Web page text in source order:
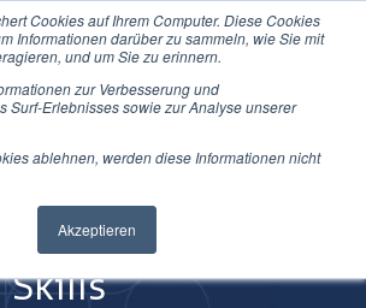
Cookies auf Ihrem Computer. Diese Cookies
Informationen darüber zu sammeln, wie Sie mit
und um Sie zu erinnern.
zur Verbesserung und
Surf-Erlebnisses sowie zur Analyse unserer
ablehnen, werden diese Informationen nicht
Akzeptieren
Skills